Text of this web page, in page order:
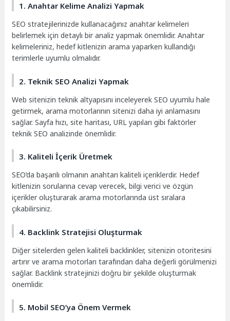
1. Anahtar Kelime Analizi Yapmak
SEO stratejilerinizde kullanacağınız anahtar kelimeleri
belirlemek için detaylı bir analiz yapmak önemlidir. Anahtar
kelimeleriniz, hedef kitlenizin arama yaparken kullandığı
terimlerle uyumlu olmalıdır.
2. Teknik SEO Analizi Yapmak
Web sitenizin teknik altyapısını inceleyerek SEO uyumlu hale
getirmek, arama motorlarının sitenizi daha iyi anlamasını
sağlar. Sayfa hızı, site haritası, URL yapıları gibi faktörler
teknik SEO analizinde önemlidir.
3. Kaliteli İçerik Üretmek
SEO’da başarılı olmanın anahtarı kaliteli içeriklerdir. Hedef
kitlenizin sorularına cevap verecek, bilgi verici ve özgün
içerikler oluşturarak arama motorlarında üst sıralara
çıkabilirsiniz.
4. Backlink Stratejisi Oluşturmak
Diğer sitelerden gelen kaliteli backlinkler, sitenizin otoritesini
artırır ve arama motorları tarafından daha değerli görülmenizi
sağlar. Backlink stratejinizi doğru bir şekilde oluşturmak
önemlidir.
5. Mobil SEO’ya Önem Vermek